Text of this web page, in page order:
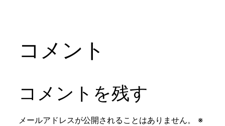
コメント
コメントを残す
メールアドレスが公開されることはありません。
※